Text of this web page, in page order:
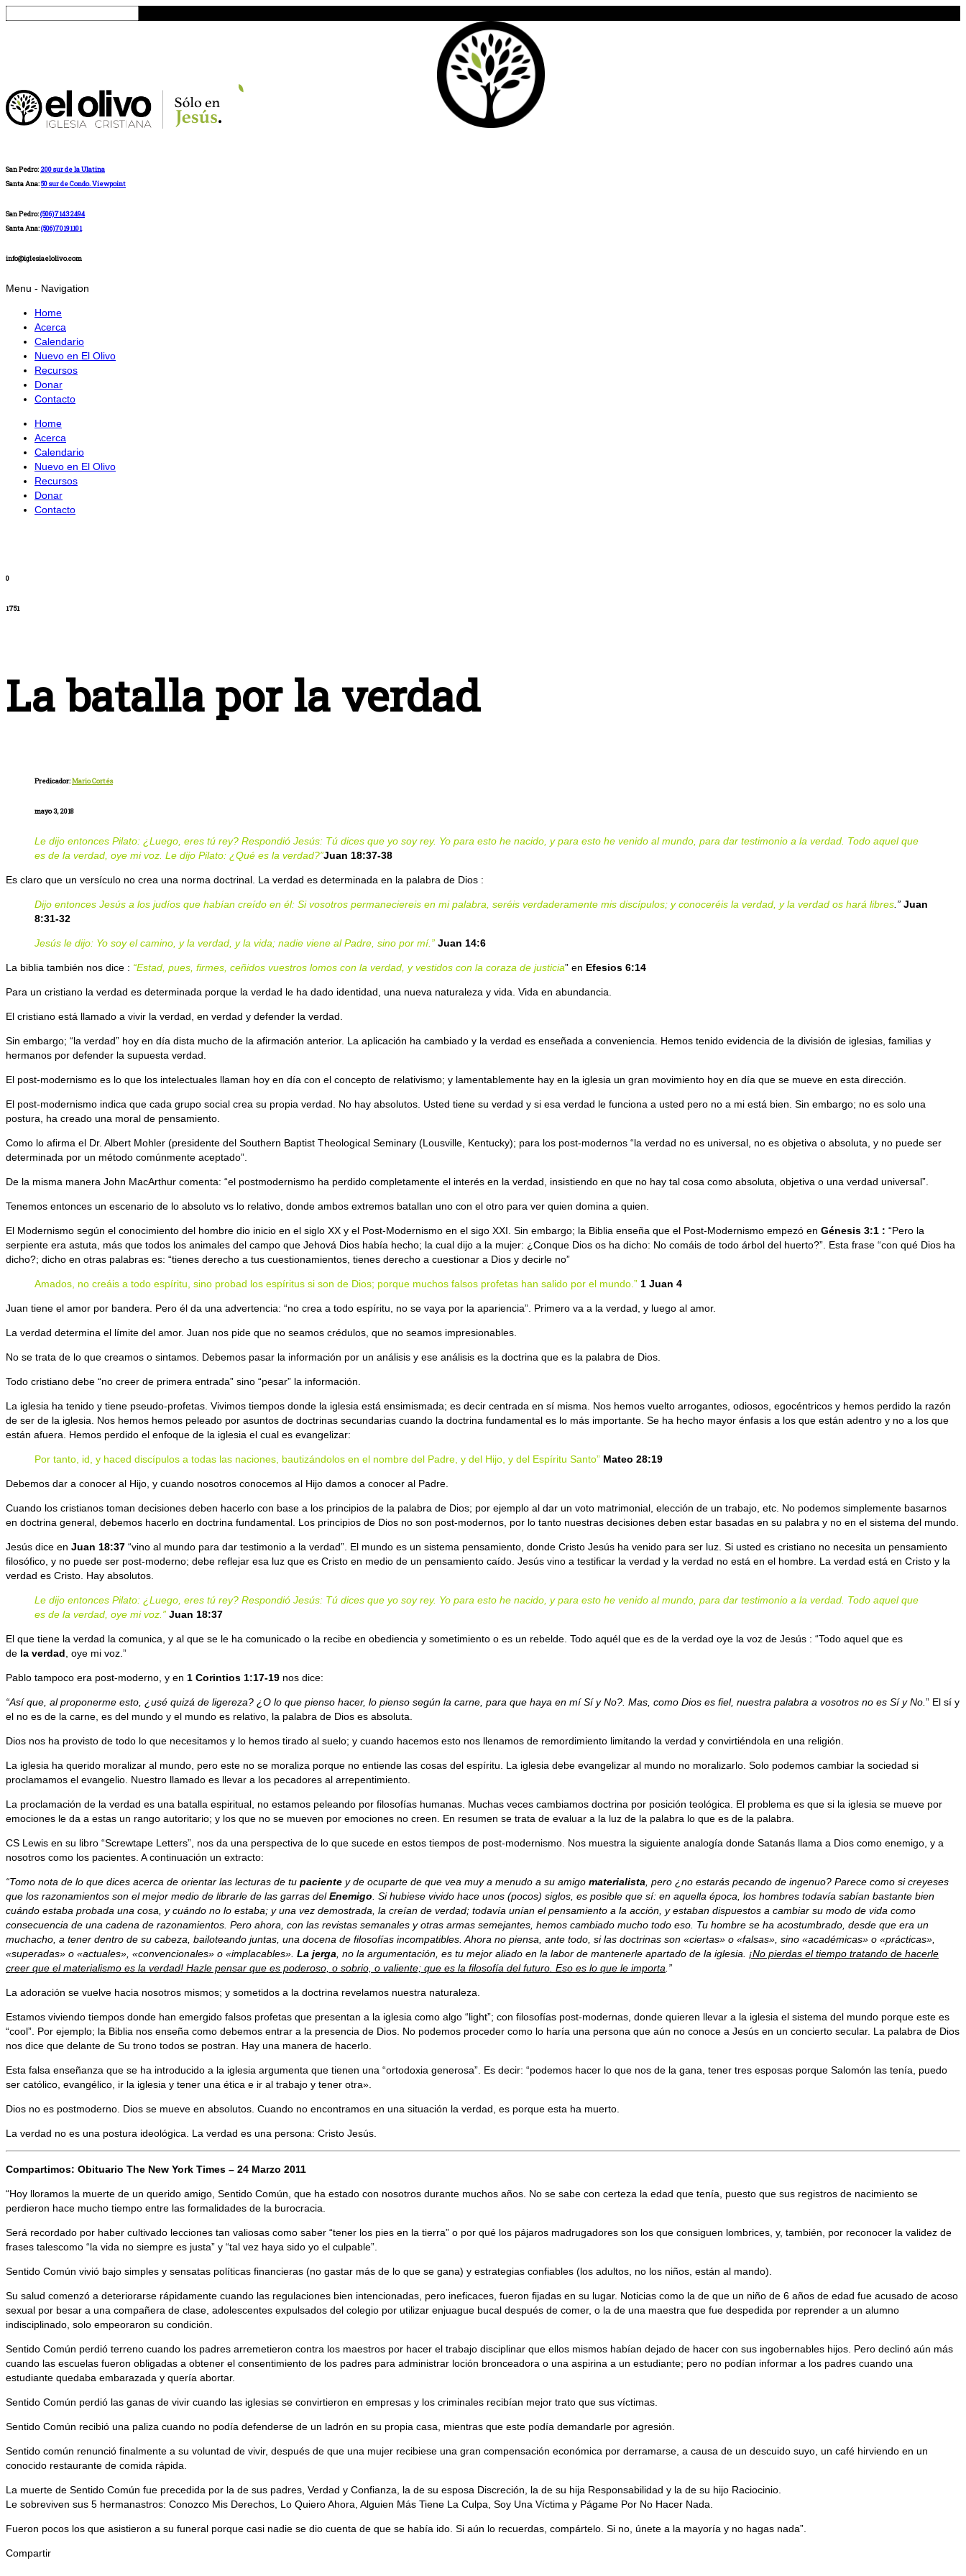
San Pedro: 200 sur de la Ulatina
Santa Ana:50 sur de Condo. Viewpoint
San Pedro:(506)71432494
Santa Ana:(506)70191101
info@iglesiaelolivo.com
Menu - Navigation
Home
Acerca
Calendario
Nuevo en El Olivo
Recursos
Donar
Contacto
Home
Acerca
Calendario
Nuevo en El Olivo
Recursos
Donar
Contacto
0
1751
La batalla por la verdad
Predicador:Mario Cortés
mayo 3, 2018
Le dijo entonces Pilato: ¿Luego, eres tú rey? Respondió Jesús: Tú dices que yo soy rey. Yo para esto he nacido, y para esto he venido al mundo, para dar testimonio a la verdad. Todo aquel que
es de la verdad, oye mi voz. Le dijo Pilato: ¿Qué es la verdad?”Juan 18:37-38
Es claro que un versículo no crea una norma doctrinal. La verdad es determinada en la palabra de Dios :
Dijo entonces Jesús a los judíos que habían creído en él: Si vosotros permaneciereis en mi palabra, seréis verdaderamente mis discípulos; y conoceréis la verdad, y la verdad os hará libres.” Juan
8:31-32
Jesús le dijo: Yo soy el camino, y la verdad, y la vida; nadie viene al Padre, sino por mí.” Juan 14:6
La biblia también nos dice : “Estad, pues, firmes, ceñidos vuestros lomos con la verdad, y vestidos con la coraza de justicia” en Efesios 6:14
Para un cristiano la verdad es determinada porque la verdad le ha dado identidad, una nueva naturaleza y vida. Vida en abundancia.
El cristiano está llamado a vivir la verdad, en verdad y defender la verdad.
Sin embargo; “la verdad” hoy en día dista mucho de la afirmación anterior. La aplicación ha cambiado y la verdad es enseñada a conveniencia. Hemos tenido evidencia de la división de iglesias, familias y
hermanos por defender la supuesta verdad.
El post-modernismo es lo que los intelectuales llaman hoy en día con el concepto de relativismo; y lamentablemente hay en la iglesia un gran movimiento hoy en día que se mueve en esta dirección.
El post-modernismo indica que cada grupo social crea su propia verdad. No hay absolutos. Usted tiene su verdad y si esa verdad le funciona a usted pero no a mi está bien. Sin embargo; no es solo una
postura, ha creado una moral de pensamiento.
Como lo afirma el Dr. Albert Mohler (presidente del Southern Baptist Theological Seminary (Lousville, Kentucky); para los post-modernos “la verdad no es universal, no es objetiva o absoluta, y no puede ser
determinada por un método comúnmente aceptado”.
De la misma manera John MacArthur comenta: “el postmodernismo ha perdido completamente el interés en la verdad, insistiendo en que no hay tal cosa como absoluta, objetiva o una verdad universal”.
Tenemos entonces un escenario de lo absoluto vs lo relativo, donde ambos extremos batallan uno con el otro para ver quien domina a quien.
El Modernismo según el conocimiento del hombre dio inicio en el siglo XX y el Post-Modernismo en el sigo XXI. Sin embargo; la Biblia enseña que el Post-Modernismo empezó en Génesis 3:1 : “Pero la
serpiente era astuta, más que todos los animales del campo que Jehová Dios había hecho; la cual dijo a la mujer: ¿Conque Dios os ha dicho: No comáis de todo árbol del huerto?”. Esta frase “con qué Dios ha
dicho?; dicho en otras palabras es: “tienes derecho a tus cuestionamientos, tienes derecho a cuestionar a Dios y decirle no”
Amados, no creáis a todo espíritu, sino probad los espíritus si son de Dios; porque muchos falsos profetas han salido por el mundo.” 1 Juan 4
Juan tiene el amor por bandera. Pero él da una advertencia: “no crea a todo espíritu, no se vaya por la apariencia”. Primero va a la verdad, y luego al amor.
La verdad determina el límite del amor. Juan nos pide que no seamos crédulos, que no seamos impresionables.
No se trata de lo que creamos o sintamos. Debemos pasar la información por un análisis y ese análisis es la doctrina que es la palabra de Dios.
Todo cristiano debe “no creer de primera entrada” sino “pesar” la información.
La iglesia ha tenido y tiene pseudo-profetas. Vivimos tiempos donde la iglesia está ensimismada; es decir centrada en sí misma. Nos hemos vuelto arrogantes, odiosos, egocéntricos y hemos perdido la razón
de ser de la iglesia. Nos hemos hemos peleado por asuntos de doctrinas secundarias cuando la doctrina fundamental es lo más importante. Se ha hecho mayor énfasis a los que están adentro y no a los que
están afuera. Hemos perdido el enfoque de la iglesia el cual es evangelizar:
Por tanto, id, y haced discípulos a todas las naciones, bautizándolos en el nombre del Padre, y del Hijo, y del Espíritu Santo” Mateo 28:19
Debemos dar a conocer al Hijo, y cuando nosotros conocemos al Hijo damos a conocer al Padre.
Cuando los cristianos toman decisiones deben hacerlo con base a los principios de la palabra de Dios; por ejemplo al dar un voto matrimonial, elección de un trabajo, etc. No podemos simplemente basarnos
en doctrina general, debemos hacerlo en doctrina fundamental. Los principios de Dios no son post-modernos, por lo tanto nuestras decisiones deben estar basadas en su palabra y no en el sistema del mundo.
Jesús dice en Juan 18:37 “vino al mundo para dar testimonio a la verdad”. El mundo es un sistema pensamiento, donde Cristo Jesús ha venido para ser luz. Si usted es cristiano no necesita un pensamiento
filosófico, y no puede ser post-moderno; debe reflejar esa luz que es Cristo en medio de un pensamiento caído. Jesús vino a testificar la verdad y la verdad no está en el hombre. La verdad está en Cristo y la
verdad es Cristo. Hay absolutos.
Le dijo entonces Pilato: ¿Luego, eres tú rey? Respondió Jesús: Tú dices que yo soy rey. Yo para esto he nacido, y para esto he venido al mundo, para dar testimonio a la verdad. Todo aquel que
es de la verdad, oye mi voz.” Juan 18:37
El que tiene la verdad la comunica, y al que se le ha comunicado o la recibe en obediencia y sometimiento o es un rebelde. Todo aquél que es de la verdad oye la voz de Jesús : “Todo aquel que es
de la verdad, oye mi voz.”
Pablo tampoco era post-moderno, y en 1 Corintios 1:17-19 nos dice:
“Así que, al proponerme esto, ¿usé quizá de ligereza? ¿O lo que pienso hacer, lo pienso según la carne, para que haya en mí Sí y No?. Mas, como Dios es fiel, nuestra palabra a vosotros no es Sí y No.” El sí y
el no es de la carne, es del mundo y el mundo es relativo, la palabra de Dios es absoluta.
Dios nos ha provisto de todo lo que necesitamos y lo hemos tirado al suelo; y cuando hacemos esto nos llenamos de remordimiento limitando la verdad y convirtiéndola en una religión.
La iglesia ha querido moralizar al mundo, pero este no se moraliza porque no entiende las cosas del espíritu. La iglesia debe evangelizar al mundo no moralizarlo. Solo podemos cambiar la sociedad si
proclamamos el evangelio. Nuestro llamado es llevar a los pecadores al arrepentimiento.
La proclamación de la verdad es una batalla espiritual, no estamos peleando por filosofías humanas. Muchas veces cambiamos doctrina por posición teológica. El problema es que si la iglesia se mueve por
emociones le da a estas un rango autoritario; y los que no se mueven por emociones no creen. En resumen se trata de evaluar a la luz de la palabra lo que es de la palabra.
CS Lewis en su libro “Screwtape Letters”, nos da una perspectiva de lo que sucede en estos tiempos de post-modernismo. Nos muestra la siguiente analogía donde Satanás llama a Dios como enemigo, y a
nosotros como los pacientes. A continuación un extracto:
“Tomo nota de lo que dices acerca de orientar las lecturas de tu paciente y de ocuparte de que vea muy a menudo a su amigo materialista, pero ¿no estarás pecando de ingenuo? Parece como si creyeses
que los razonamientos son el mejor medio de librarle de las garras delEnemigo. Si hubiese vivido hace unos (pocos) siglos, es posible que sí: en aquella época, los hombres todavía sabían bastante bien
cuándo estaba probada una cosa, y cuándo no lo estaba; y una vez demostrada, la creían de verdad; todavía unían el pensamiento a la acción, y estaban dispuestos a cambiar su modo de vida como
consecuencia de una cadena de razonamientos. Pero ahora, con las revistas semanales y otras armas semejantes, hemos cambiado mucho todo eso. Tu hombre se ha acostumbrado, desde que era un
muchacho, a tener dentro de su cabeza, bailoteando juntas, una docena de filosofías incompatibles. Ahora no piensa, ante todo, si las doctrinas son «ciertas» o «falsas», sino «académicas» o «prácticas»,
«superadas» o «actuales», «convencionales» o «implacables». La jerga, no la argumentación, es tu mejor aliado en la labor de mantenerle apartado de la iglesia. ¡No pierdas el tiempo tratando de hacerle
creer que el materialismo es la verdad! Hazle pensar que es poderoso, o sobrio, o valiente; que es la filosofía del futuro. Eso es lo que le importa.”
La adoración se vuelve hacia nosotros mismos; y sometidos a la doctrina revelamos nuestra naturaleza.
Estamos viviendo tiempos donde han emergido falsos profetas que presentan a la iglesia como algo “light”; con filosofías post-modernas, donde quieren llevar a la iglesia el sistema del mundo porque este es
“cool”. Por ejemplo; la Biblia nos enseña como debemos entrar a la presencia de Dios. No podemos proceder como lo haría una persona que aún no conoce a Jesús en un concierto secular. La palabra de Dios
nos dice que delante de Su trono todos se postran. Hay una manera de hacerlo.
Esta falsa enseñanza que se ha introducido a la iglesia argumenta que tienen una “ortodoxia generosa”. Es decir: “podemos hacer lo que nos de la gana, tener tres esposas porque Salomón las tenía, puedo
ser católico, evangélico, ir la iglesia y tener una ética e ir al trabajo y tener otra».
Dios no es postmoderno. Dios se mueve en absolutos. Cuando no encontramos en una situación la verdad, es porque esta ha muerto.
La verdad no es una postura ideológica. La verdad es una persona: Cristo Jesús.
Compartimos: Obituario The New York Times – 24 Marzo 2011
“Hoy lloramos la muerte de un querido amigo, Sentido Común, que ha estado con nosotros durante muchos años. No se sabe con certeza la edad que tenía, puesto que sus registros de nacimiento se
perdieron hace mucho tiempo entre las formalidades de la burocracia.
Será recordado por haber cultivado lecciones tan valiosas como saber “tener los pies en la tierra” o por qué los pájaros madrugadores son los que consiguen lombrices, y, también, por reconocer la validez de
frases talescomo “la vida no siempre es justa” y “tal vez haya sido yo el culpable”.
Sentido Común vivió bajo simples y sensatas políticas financieras (no gastar más de lo que se gana) y estrategias confiables (los adultos, no los niños, están al mando).
Su salud comenzó a deteriorarse rápidamente cuando las regulaciones bien intencionadas, pero ineficaces, fueron fijadas en su lugar. Noticias como la de que un niño de 6 años de edad fue acusado de acoso
sexual por besar a una compañera de clase, adolescentes expulsados del colegio por utilizar enjuague bucal después de comer, o la de una maestra que fue despedida por reprender a un alumno
indisciplinado, solo empeoraron su condición.
Sentido Común perdió terreno cuando los padres arremetieron contra los maestros por hacer el trabajo disciplinar que ellos mismos habían dejado de hacer con sus ingobernables hijos. Pero declinó aún más
cuando las escuelas fueron obligadas a obtener el consentimiento de los padres para administrar loción bronceadora o una aspirina a un estudiante; pero no podían informar a los padres cuando una
estudiante quedaba embarazada y quería abortar.
Sentido Común perdió las ganas de vivir cuando las iglesias se convirtieron en empresas y los criminales recibían mejor trato que sus víctimas.
Sentido Común recibió una paliza cuando no podía defenderse de un ladrón en su propia casa, mientras que este podía demandarle por agresión.
Sentido común renunció finalmente a su voluntad de vivir, después de que una mujer recibiese una gran compensación económica por derramarse, a causa de un descuido suyo, un café hirviendo en un
conocido restaurante de comida rápida.
La muerte de Sentido Común fue precedida por la de sus padres, Verdad y Confianza, la de su esposa Discreción, la de su hija Responsabilidad y la de su hijo Raciocinio.
Le sobreviven sus 5 hermanastros: Conozco Mis Derechos, Lo Quiero Ahora, Alguien Más Tiene La Culpa, Soy Una Víctima y Págame Por No Hacer Nada.
Fueron pocos los que asistieron a su funeral porque casi nadie se dio cuenta de que se había ido. Si aún lo recuerdas, compártelo. Si no, únete a la mayoría y no hagas nada”.
Compartir